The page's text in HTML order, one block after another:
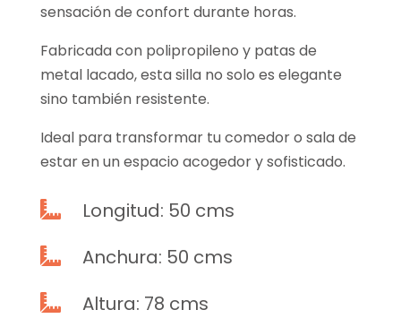
sensación de confort durante horas.
Fabricada con polipropileno y patas de
metal lacado, esta silla no solo es elegante
sino también resistente.
Ideal para transformar tu comedor o sala de
estar en un espacio acogedor y sofisticado.
 Longitud: 50 cms
 Anchura: 50 cms
 Altura: 78 cms